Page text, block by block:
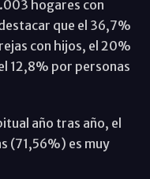
hogares con
que el 36,7%
con hijos, el 20%
12,8% por personas
año tras año, el
(71,56%) es muy